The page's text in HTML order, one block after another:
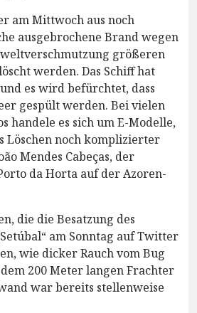
am Mittwoch aus noch
ausgebrochene Brand wegen
größeren
werden. Das Schiff hat
es wird befürchtet, dass
gespült werden. Bei vielen
handele es sich um E-Modelle,
Löschen noch komplizierter
Mendes Cabeças, der
da Horta auf der Azoren-
die die Besatzung des
am Sonntag auf Twitter
wie dicker Rauch vom Bug
200 Meter langen Frachter
war bereits stellenweise